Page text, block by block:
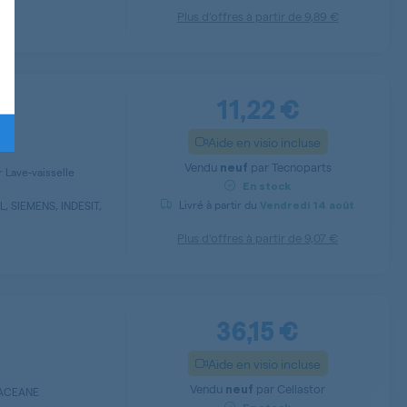
Lave-vaisselle
SIEMENS, INDESIT,
11,22 €
Aide en visio incluse
Vendu neuf parTecnoparts
En stock
Livré à partir du Vendredi 14 août
36,15 €
Aide en visio incluse
Vendu neuf par Cellastor